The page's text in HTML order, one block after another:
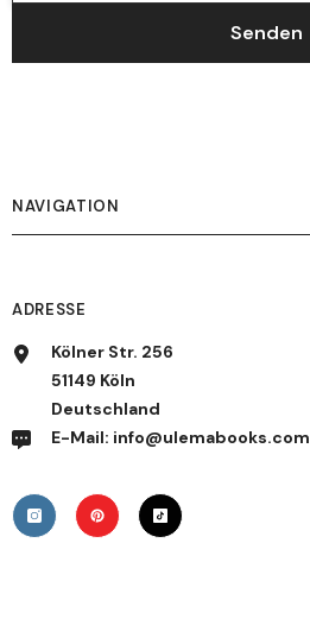
Senden
NAVIGATION
ADRESSE
Kölner Str. 256
51149 Köln
Deutschland
E-Mail: info@ulemabooks.com